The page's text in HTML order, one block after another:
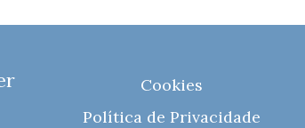
Cookies
Política de Privacidade